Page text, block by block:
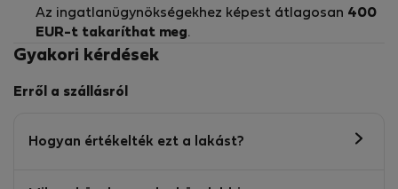
Az ingatlanügynökségekhez képest átlagosan 400
EUR-t takaríthat meg.
Gyakori kérdések
Erről a szállásról
Hogyan értékelték ezt a lakást?